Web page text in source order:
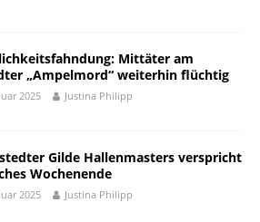
Mittäter am
„Ampelmord“ weiterhin flüchtig
2025 Justina Philipp
Gilde Hallenmasters verspricht
Wochenende
2025 Justina Philipp